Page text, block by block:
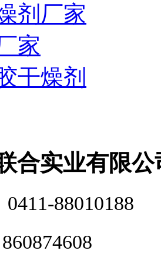
剂厂家
家
干燥剂
合实业有限公
0411-88010188